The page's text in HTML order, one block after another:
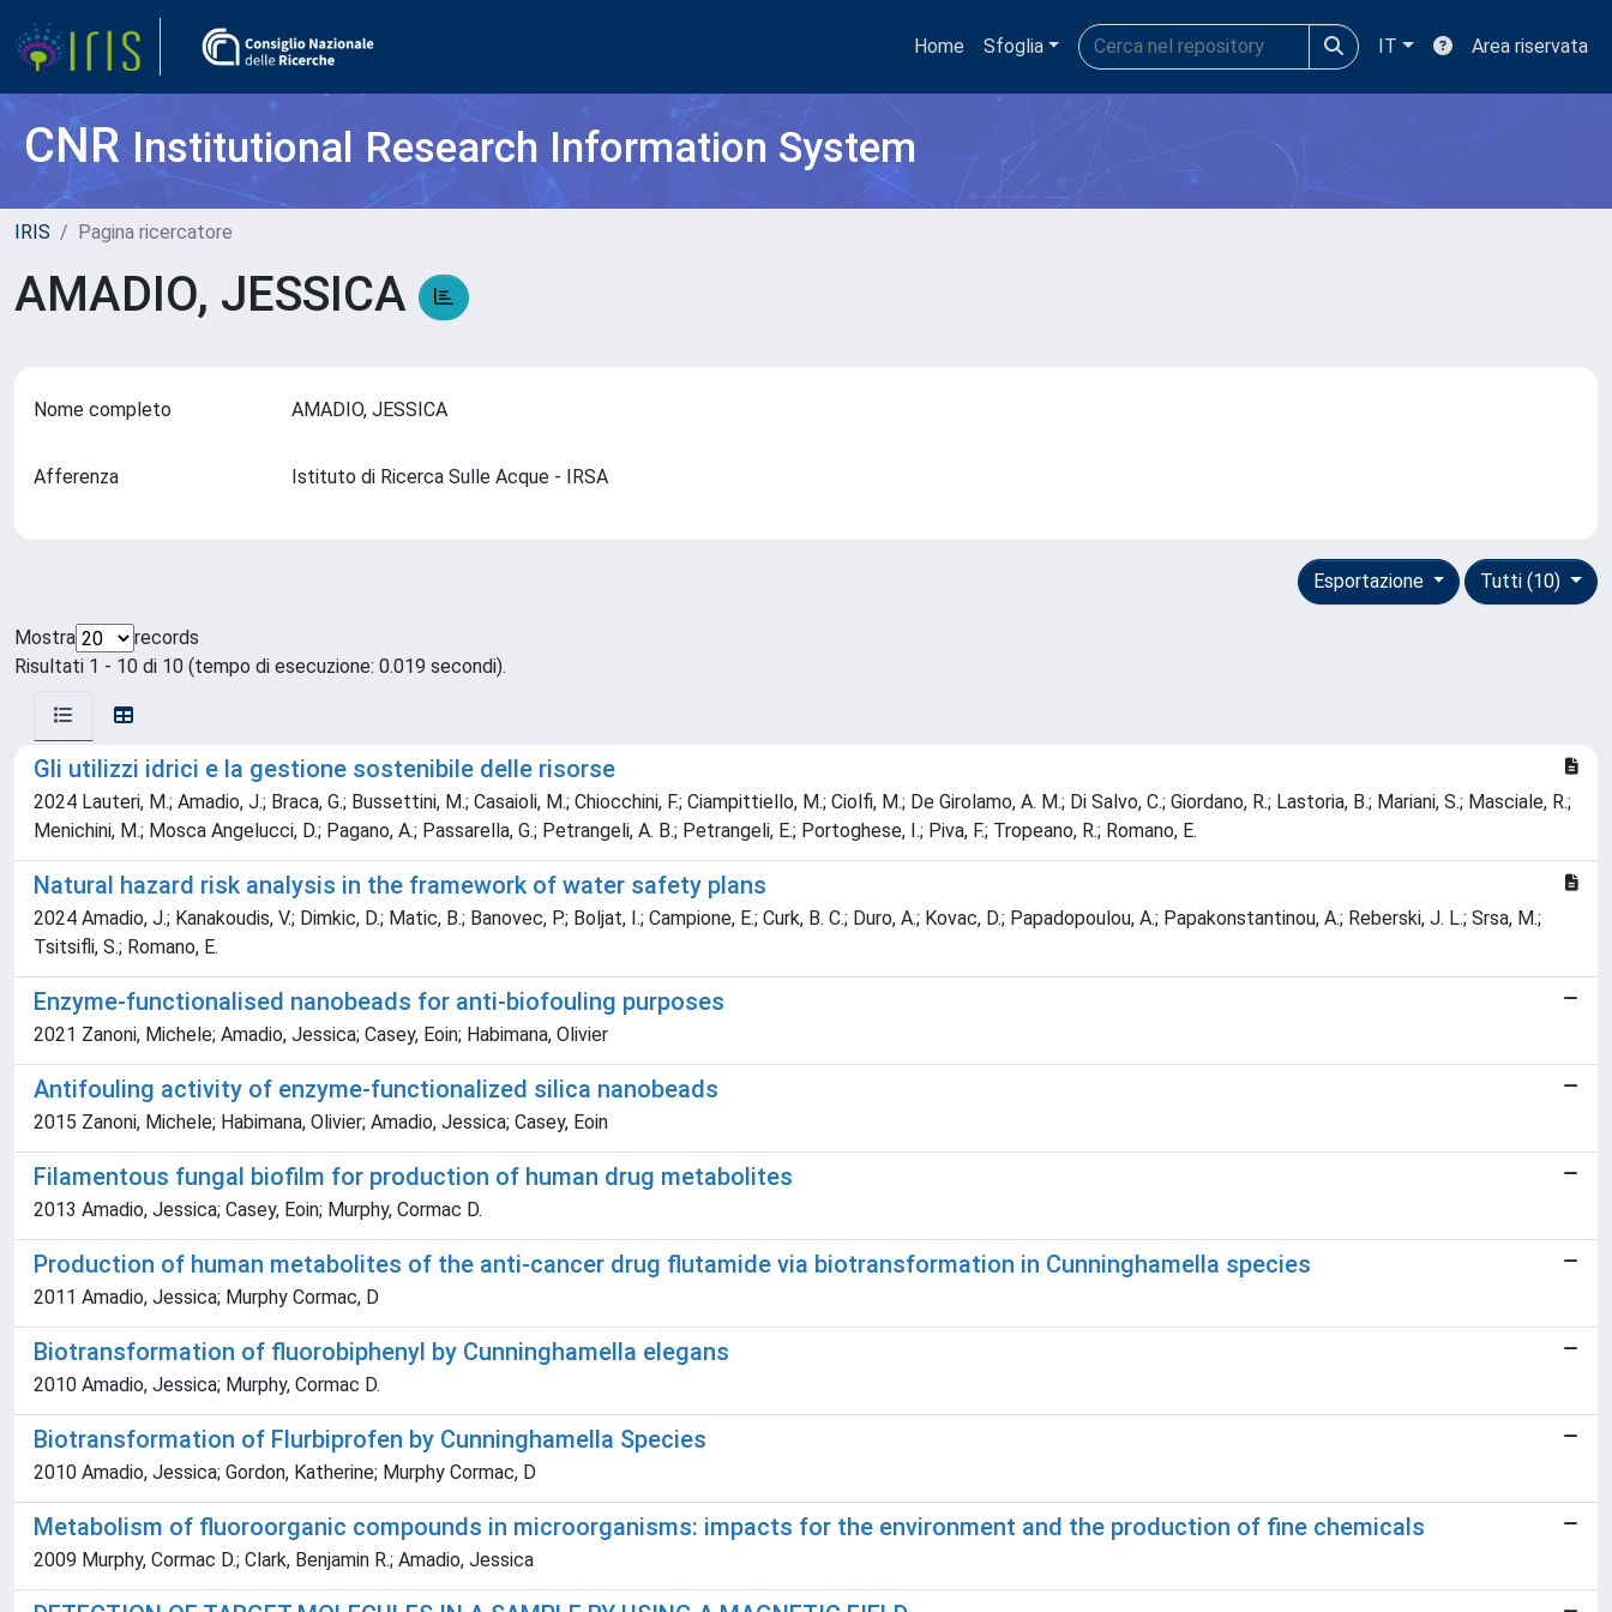
Home Sfoglia IT Area riservata
CNRInstitutional Research Information System
IRIS Pagina ricercatore
AMADIO, JESSICA
Nome completo AMADIO, JESSICA
Afferenza Istituto di Ricerca Sulle Acque - IRSA
Tutti (10)
Esportazione
Mostra
records
Risultati 1 - 10 di 10 (tempo di esecuzione: 0.019 secondi).
Gli utilizzi idrici e la gestione sostenibile delle risorse
2024 Lauteri, M.; Amadio, J.; Braca, G.; Bussettini, M.; Casaioli, M.; Chiocchini, F.; Ciampittiello, M.; Ciolfi, M.; De Girolamo, A. M.; Di Salvo, C.; Giordano, R.; Lastoria, B.; Mariani, S.; Masciale, R.;
Menichini, M.; Mosca Angelucci, D.; Pagano, A.; Passarella, G.; Petrangeli, A. B.; Petrangeli, E.; Portoghese, I.; Piva, F.; Tropeano, R.; Romano, E.
Natural hazard risk analysis in the framework of water safety plans
2024 Amadio, J.; Kanakoudis, V.; Dimkic, D.; Matic, B.; Banovec, P.; Boljat, I.; Campione, E.; Curk, B. C.; Duro, A.; Kovac, D.; Papadopoulou, A.; Papakonstantinou, A.; Reberski, J. L.; Srsa, M.;
Tsitsifli, S.; Romano, E.
Enzyme-functionalised nanobeads for anti-biofouling purposes
2021 Zanoni, Michele; Amadio, Jessica; Casey, Eoin; Habimana, Olivier
Antifouling activity of enzyme-functionalized silica nanobeads
2015 Zanoni, Michele; Habimana, Olivier; Amadio, Jessica; Casey, Eoin
Filamentous fungal biofilm for production of human drug metabolites
2013 Amadio, Jessica; Casey, Eoin; Murphy, Cormac D.
Production of human metabolites of the anti-cancer drug flutamide via biotransformation in Cunninghamella species
2011 Amadio, Jessica; Murphy Cormac, D
Biotransformation of fluorobiphenyl by Cunninghamella elegans
2010 Amadio, Jessica; Murphy, Cormac D.
Biotransformation of Flurbiprofen by Cunninghamella Species
2010 Amadio, Jessica; Gordon, Katherine; Murphy Cormac, D
Metabolism of fluoroorganic compounds in microorganisms: impacts for the environment and the production of fine chemicals
2009 Murphy, Cormac D.; Clark, Benjamin R.; Amadio, Jessica